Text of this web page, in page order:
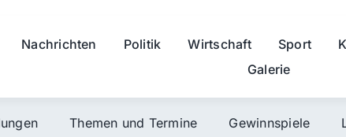
Nachrichten Politik Wirtschaft Sport
Galerie
Themen und Termine Gewinnspiele